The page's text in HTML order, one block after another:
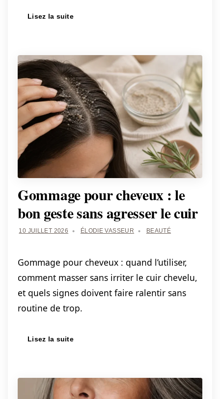
Lisez la suite
Gommage pour cheveux : le
bon geste sans agresser le cuir
10 JUILLET 2026 ÉLODIE VASSEUR BEAUTÉ
Gommage pour cheveux : quand l’utiliser,
comment masser sans irriter le cuir chevelu,
et quels signes doivent faire ralentir sans
routine de trop.
Lisez la suite